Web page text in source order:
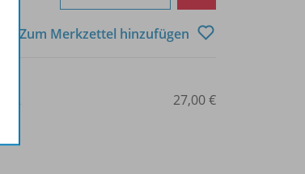
Zum Merkzettel hinzufügen
2 27,00 €